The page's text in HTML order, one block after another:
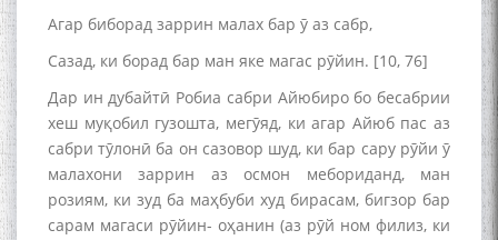
Агар биборад заррин малах бар ӯ аз сабр,
Сазад, ки борад бар ман яке магас рӯйин. [10, 76]
Дар ин дубайтӣ Робиа сабри Айюбиро бо бесабрии
хеш муқобил гузошта, мегӯяд, ки агар Айюб пас аз
сабри тӯлонӣ ба он сазовор шуд, ки бар сару рӯйи ӯ
малахони заррин аз осмон мебориданд, ман
розиям, ки зуд ба маҳбуби худ бирасам, бигзор бар
сарам магаси рӯйин- оҳанин (аз рӯй ном филиз, ки